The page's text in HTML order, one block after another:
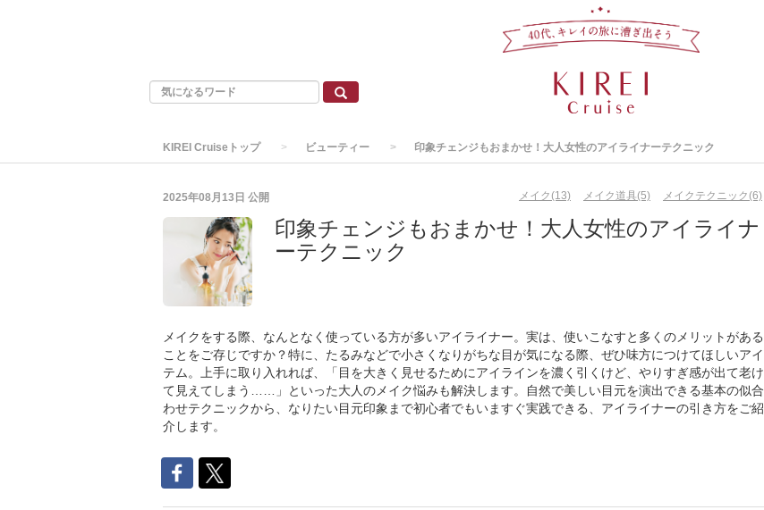
KIREI Cruiseトップ ビューティー 印象チェンジもおまかせ！大人女性のアイライナーテクニック
2025年08月13日 公開 メイク(13) メイク道具(5) メイクテクニック(6)
印象チェンジもおまかせ！大人女性のアイライナ
ーテクニック
メイクをする際、なんとなく使っている方が多いアイライナー。実は、使いこなすと多くのメリットがある
ことをご存じですか？特に、たるみなどで小さくなりがちな目が気になる際、ぜひ味方につけてほしいアイ
テム。上手に取り入れれば、「目を大きく見せるためにアイラインを濃く引くけど、やりすぎ感が出て老け
て見えてしまう……」といった大人のメイク悩みも解決します。自然で美しい目元を演出できる基本の似合
わせテクニックから、なりたい目元印象まで初心者でもいますぐ実践できる、アイライナーの引き方をご紹
介します。